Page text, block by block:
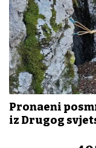
Pronađeni
iz Drugog